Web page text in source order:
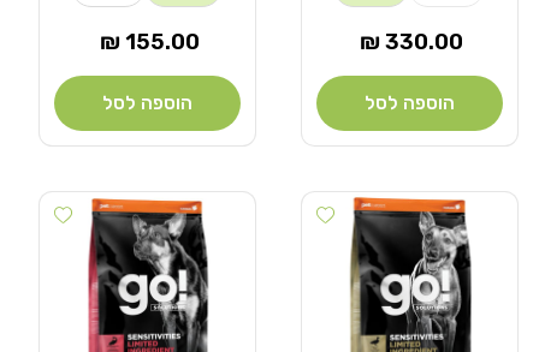
מחיר
330.00 ₪
הוספה לסל
מחיר
155.00 ₪
הוספה לסל
Add wishlist
wishlist